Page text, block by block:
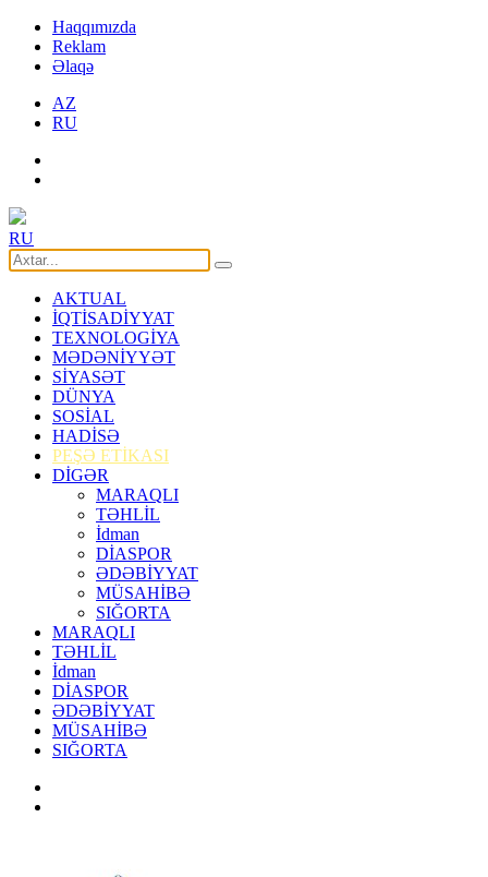
Haqqımızda
Reklam
Əlaqə
AZ
RU
RU
AKTUAL
İQTİSADİYYAT
TEXNOLOGİYA
MƏDƏNİYYƏT
SİYASƏT
DÜNYA
SOSİAL
HADİSƏ
PEŞƏ ETİKASI
DİGƏR
MARAQLI
TƏHLİL
İdman
DİASPOR
ƏDƏBİYYAT
MÜSAHİBƏ
SIĞORTA
MARAQLI
TƏHLİL
İdman
DİASPOR
ƏDƏBİYYAT
MÜSAHİBƏ
SIĞORTA